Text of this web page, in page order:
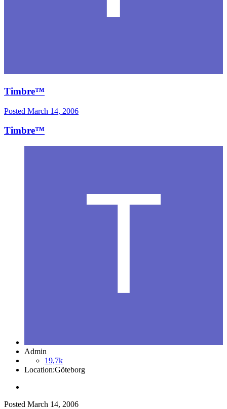
Timbre™
Posted March 14, 2006
Timbre™
Admin
19,7k
Location:Göteborg
Posted March 14, 2006